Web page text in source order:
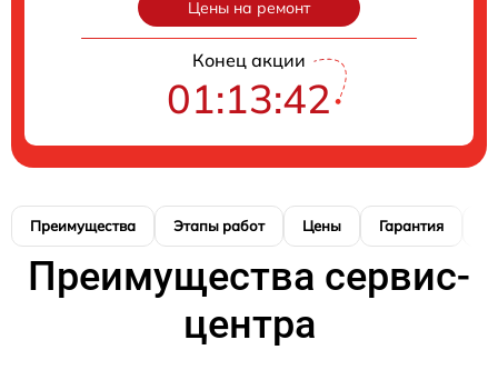
Цены на ремонт
Конец акции
01:13:41
Преимущества Этапы работ Цены Гарантия
Преимущества сервис-
центра